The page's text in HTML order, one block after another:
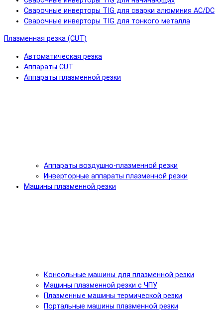
Сварочные инверторы TIG для сварки алюминия AC/DC
Сварочные инверторы TIG для тонкого металла
Плазменная резка (CUT)
Автоматическая резка
Аппараты CUT
Аппараты плазменной резки
Аппараты воздушно-плазменной резки
Инверторные аппараты плазменной резки
Машины плазменной резки
Консольные машины для плазменной резки
Машины плазменной резки с ЧПУ
Плазменные машины термической резки
Портальные машины плазменной резки